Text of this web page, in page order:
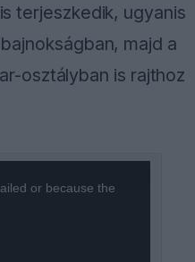
terjeszkedik, ugyanis
majd a
osztályban is rajthoz
or because the